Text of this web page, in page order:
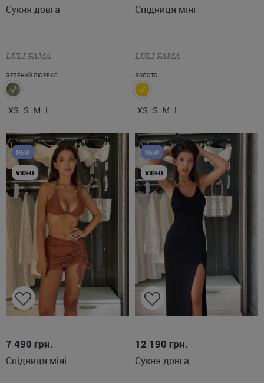
Сукня довга
LULI FAMA
ЗЕЛЕНИЙ ЛЮРЕКС
XS S M L
Спідниця міні
LULI FAMA
ЗОЛОТО
XS S M L
NEW
VIDEO
7 490 грн.
Спідниця міні
NEW
VIDEO
12 190 грн.
Сукня довга